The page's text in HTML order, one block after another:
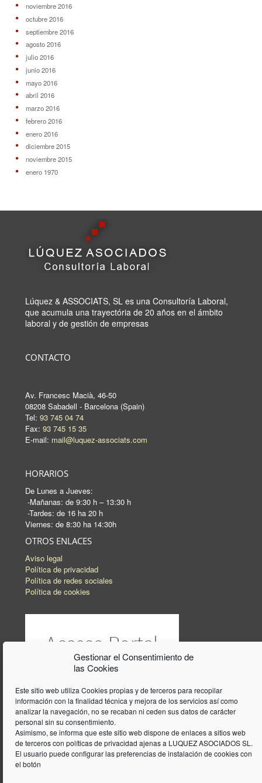
Gestionar el Consentimiento de
las Cookies
Este sitio web utiliza Cookies propias y de terceros para recopilar
información con la finalidad técnica y mejora de los servicios así como
analizar la navegación, no se recaban ni ceden sus datos de carácter
personal sin su consentimiento.
Asimismo, se informa que este sitio web dispone de enlaces a sitios web
de terceros con políticas de privacidad ajenas a LUQUEZ ASOCIADOS SL.
El usuario puede configurar las preferencias de instalación de cookies con
el botón
noviembre 2016
octubre 2016
septiembre 2016
agosto 2016
julio 2016
junio 2016
mayo 2016
abril 2016
marzo 2016
febrero 2016
enero 2016
diciembre 2015
noviembre 2015
enero 1970
Lúquez & ASSOCIATS, SL es una Consultoría Laboral,
que acumula una trayectória de 20 años en el ámbito
laboral y de gestión de empresas
CONTACTO
Av. Francesc Macià, 46-50
08208 Sabadell - Barcelona (Spain)
Tel: 93 745 04 74
Fax: 93 745 15 35
E-mail: mail@luquez-associats.com
HORARIOS
De Lunes a Jueves:
-Mañanas: de 9:30 h – 13:30 h
-Tardes: de 16 ha 20 h
Viernes: de 8:30 ha 14:30h
OTROS ENLACES
Aviso legal
Política de privacidad
Política de redes sociales
Política de cookies